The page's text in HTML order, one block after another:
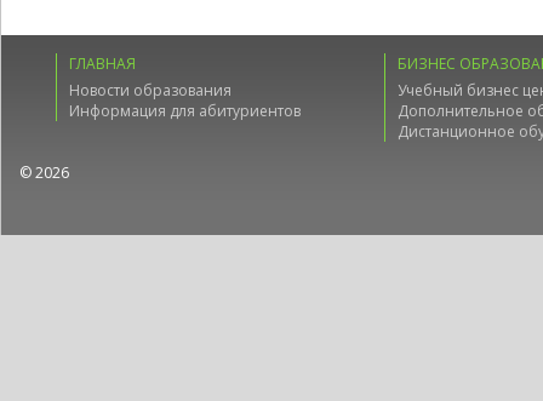
ГЛАВНАЯ
Новости образования
Информация для абитуриентов
БИЗНЕС
Учебный бизнес
Дополнительное
Дистанционное
© 2026